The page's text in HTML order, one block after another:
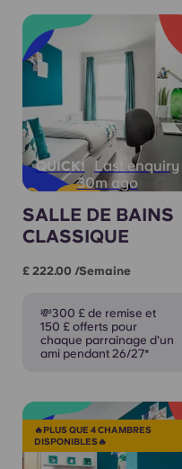
QUICK!
Last enquiry
30m ago
SALLE DE BAINS
CLASSIQUE
£ 222.00 /semaine
💸300 £ de remise et
150 £ offerts pour
chaque parrainage d'un
ami pendant 26/27*
🔥PLUS QUE 4 CHAMBRES
DISPONIBLES🔥